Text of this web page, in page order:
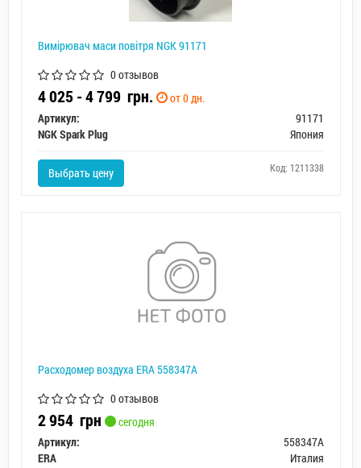
Вимірювач маси повітря NGK 91171
0 отзывов
4 025 - 4 799 грн.
от 0 дн.
Артикул:
91171
NGK Spark Plug
Япония
Выбрать цену Код: 1211338
Расходомер воздуха ERA 558347A
0 отзывов
2 954 грн
сегодня
Артикул:
558347A
ERA
Италия